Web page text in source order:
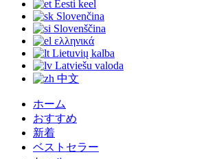
Eesti keel
Slovenčina
Slovenščina
ελληνικά
Lietuvių kalba
Latviešu valoda
中文
ホーム
おすすめ
新着
ベストセラー